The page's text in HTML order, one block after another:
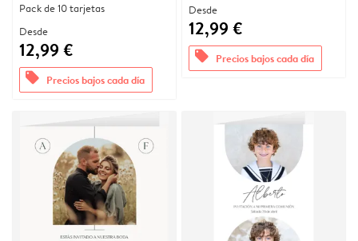
Pack de 10 tarjetas
Desde
12,99 €
offers Precios bajos cada día
Desde
12,99 €
offers Precios bajos cada día